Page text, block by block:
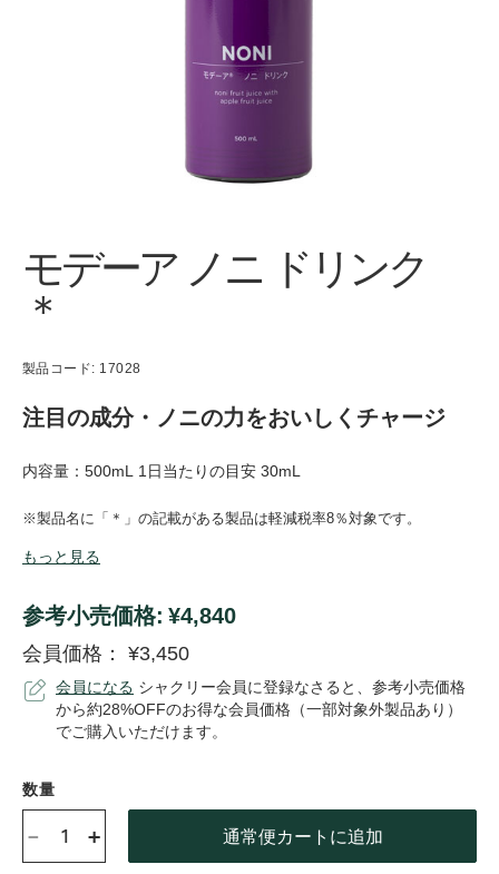
モデーア ノニ ドリンク
＊
製品コード: 17028
注目の成分・ノニの力をおいしくチャージ
内容量：500mL 1日当たりの目安 30mL
※製品名に「＊」の記載がある製品は軽減税率8％対象です。
スーパーフルーツとして栄養豊富なノニにリンゴ果汁をブレン
植物の持つ栄養素「ファイトニュートリエント」のパワーを、
東洋のハワイとして知られるアジア地域原産の農薬不使用のノニ
を原料としています
もっと見る
参考⼩売価格: ¥4,840
会員価格： ¥3,450
会員になる シャクリー会員に登録なさると、参考小売価格
から約28%OFFのお得な会員価格（一部対象外製品あり）
でご購入いただけます。
数量
- + 通常便カートに追加